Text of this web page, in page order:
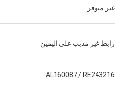
غير متوفر
رابط غير مدبب على اليمين
AL160087 / RE243216